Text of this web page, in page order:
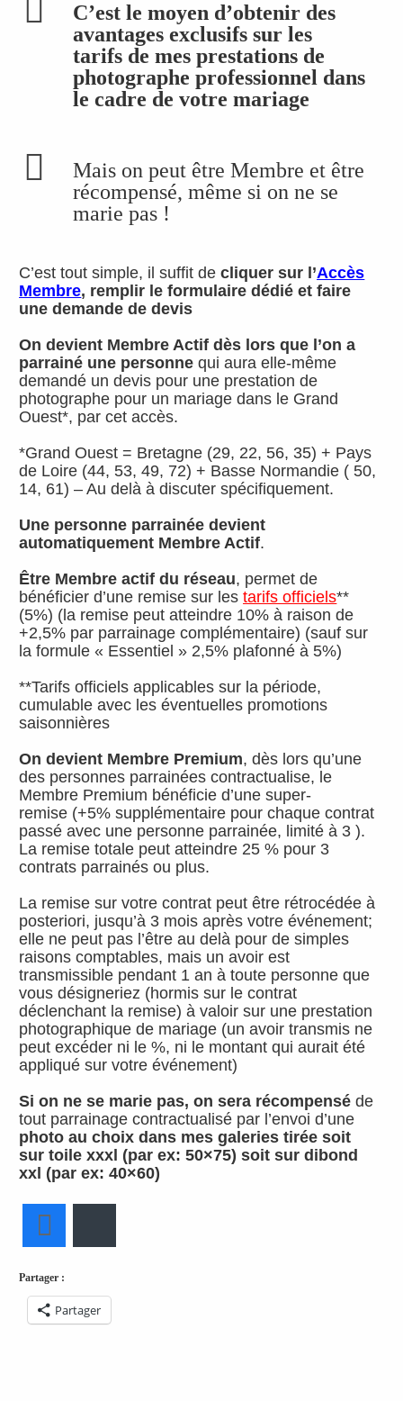
C’est le moyen d’obtenir des
avantages exclusifs sur les
tarifs de mes prestations de
photographe professionnel dans
le cadre de votre mariage
Mais on peut être Membre et être
récompensé, même si on ne se
marie pas !
C’est tout simple, il suffit decliquer sur l’Accès
Membre, remplir le formulaire dédié et faire
une demande de devis
On devient Membre Actif dès lors que l’on a
parrainé une personne qui aura elle-même
demandé un devis pour une prestation de
photographe pour un mariage dans le Grand
Ouest*, par cet accès.
*Grand Ouest = Bretagne (29, 22, 56, 35) + Pays
de Loire (44, 53, 49, 72) + Basse Normandie ( 50,
14, 61) – Au delà à discuter spécifiquement.
Une personne parrainée devient
automatiquement Membre Actif.
Être Membre actif du réseau, permet de
bénéficier d’une remise sur lestarifs officiels**
(5%) (la remise peut atteindre 10% à raison de
+2,5% par parrainage complémentaire) (sauf sur
la formule « Essentiel » 2,5% plafonné à 5%)
**Tarifs officiels applicables sur la période,
cumulable avec les éventuelles promotions
saisonnières
On devient Membre Premium, dès lors qu’une
des personnes parrainées contractualise, le
Membre Premium bénéficie d’une super-
remise (+5% supplémentaire pour chaque contrat
passé avec une personne parrainée, limité à 3 ).
La remise totale peut atteindre 25 % pour 3
contrats parrainés ou plus.
La remise sur votre contrat peut être rétrocédée à
posteriori, jusqu’à 3 mois après votre événement;
elle ne peut pas l’être au delà pour de simples
raisons comptables, mais un avoir est
transmissible pendant 1 an à toute personne que
vous désigneriez (hormis sur le contrat
déclenchant la remise) à valoir sur une prestation
photographique de mariage (un avoir transmis ne
peut excéder ni le %, ni le montant qui aurait été
appliqué sur votre événement)
Si on ne se marie pas, on sera récompensé de
tout parrainage contractualisé par l’envoi d’une
photo au choix dans mes galeries tirée soit
sur toile xxxl (par ex: 50×75) soit sur dibond
xxl (par ex: 40×60)
Partager :
Partager